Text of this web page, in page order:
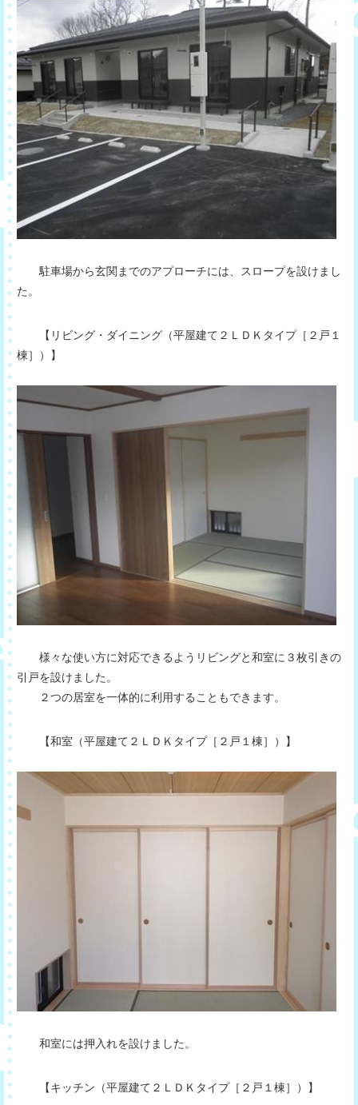
駐車場から玄関までのアプローチには、スロープを設けまし
た。
【リビング・ダイニング（平屋建て２ＬＤＫタイプ［２戸１
棟］）】
様々な使い方に対応できるようリビングと和室に３枚引きの
引戸を設けました。
２つの居室を一体的に利用することもできます。
【和室（平屋建て２ＬＤＫタイプ［２戸１棟］）】
和室には押入れを設けました。
【キッチン（平屋建て２ＬＤＫタイプ［２戸１棟］）】